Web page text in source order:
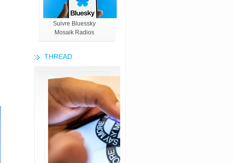
Suivre Bluessky
Mosaik Radios
THREAD